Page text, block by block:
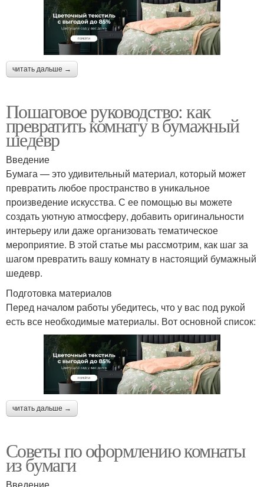
читать дальше →
Пошаговое руководство: как
превратить комнату в бумажный
шедевр
Введение
Бумага — это удивительный материал, который может
превратить любое пространство в уникальное
произведение искусства. С ее помощью вы можете
создать уютную атмосферу, добавить оригинальности
интерьеру или даже организовать тематическое
мероприятие. В этой статье мы рассмотрим, как шаг за
шагом превратить вашу комнату в настоящий бумажный
шедевр.
Подготовка материалов
Перед началом работы убедитесь, что у вас под рукой
есть все необходимые материалы. Вот основной список:
читать дальше →
Советы по оформлению комнаты
из бумаги